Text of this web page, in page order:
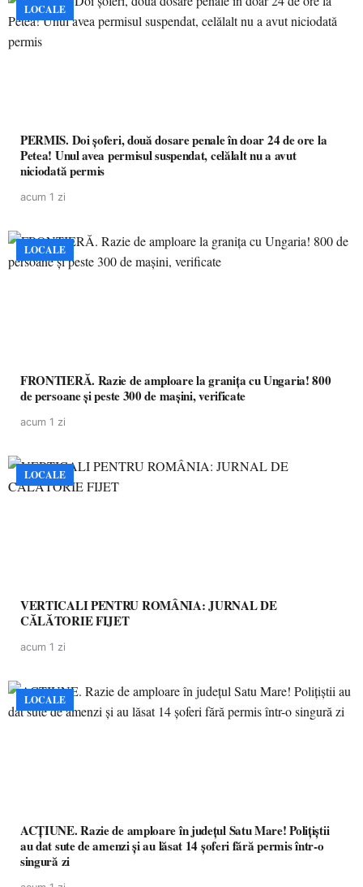
LOCALE
PERMIS. Doi șoferi, două dosare penale în doar 24 de ore la
Petea! Unul avea permisul suspendat, celălalt nu a avut
niciodată permis
acum 1 zi
LOCALE
FRONTIERĂ. Razie de amploare la granița cu Ungaria! 800
de persoane și peste 300 de mașini, verificate
acum 1 zi
LOCALE
VERTICALI PENTRU ROMÂNIA: JURNAL DE
CĂLĂTORIE FIJET
acum 1 zi
LOCALE
ACȚIUNE. Razie de amploare în județul Satu Mare! Polițiștii
au dat sute de amenzi și au lăsat 14 șoferi fără permis într-o
singură zi